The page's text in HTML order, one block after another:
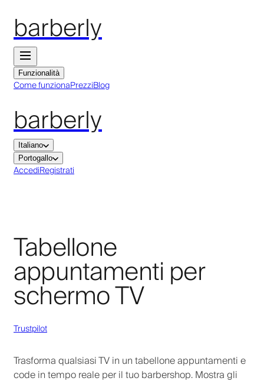
barberly
Funzionalità
Come funzionaPrezziBlog
barberly
Italiano
Portogallo
AccediRegistrati
Tabellone
appuntamenti per
schermo TV
Trustpilot
Trasforma qualsiasi TV in un tabellone appuntamenti e
code in tempo reale per il tuo barbershop. Mostra gli